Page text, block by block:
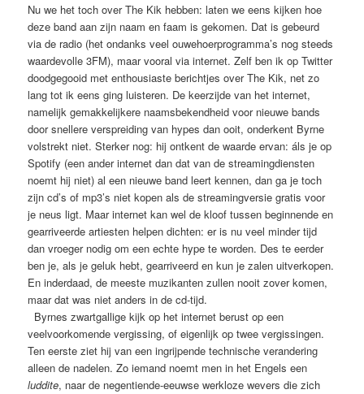
Nu we het toch over The Kik hebben: laten we eens kijken hoe
deze band aan zijn naam en faam is gekomen. Dat is gebeurd
via de radio (het ondanks veel ouwehoerprogramma’s nog steeds
waardevolle 3FM), maar vooral via internet. Zelf ben ik op Twitter
doodgegooid met enthousiaste berichtjes over The Kik, net zo
lang tot ik eens ging luisteren. De keerzijde van het internet,
namelijk gemakkelijkere naamsbekendheid voor nieuwe bands
door snellere verspreiding van hypes dan ooit, onderkent Byrne
volstrekt niet. Sterker nog: hij ontkent de waarde ervan: áls je op
Spotify (een ander internet dan dat van de streamingdiensten
noemt hij niet) al een nieuwe band leert kennen, dan ga je toch
zijn cd’s of mp3’s niet kopen als de streamingversie gratis voor
je neus ligt. Maar internet kan wel de kloof tussen beginnende en
gearriveerde artiesten helpen dichten: er is nu veel minder tijd
dan vroeger nodig om een echte hype te worden. Des te eerder
ben je, als je geluk hebt, gearriveerd en kun je zalen uitverkopen.
En inderdaad, de meeste muzikanten zullen nooit zover komen,
maar dat was niet anders in de cd-tijd.
Byrnes zwartgallige kijk op het internet berust op een
veelvoorkomende vergissing, of eigenlijk op twee vergissingen.
Ten eerste ziet hij van een ingrijpende technische verandering
alleen de nadelen. Zo iemand noemt men in het Engels een
luddite, naar de negentiende-eeuwse werkloze wevers die zich